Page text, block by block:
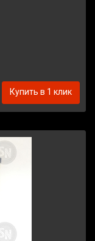
Купить в 1 клик